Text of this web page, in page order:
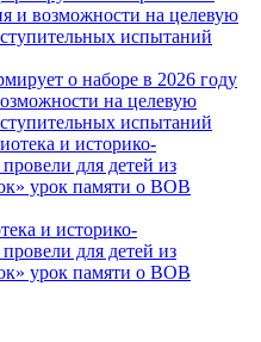
о наборе в 2026 году
на целевую
испытаний
и историко-
для детей из
урок памяти о ВОВ